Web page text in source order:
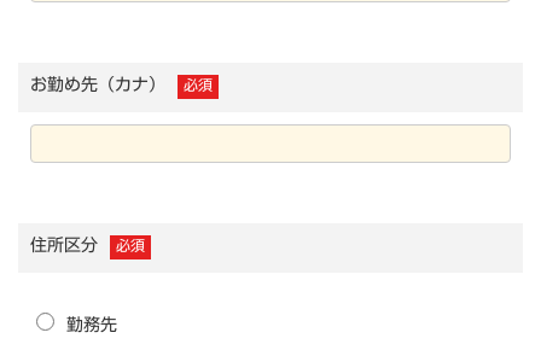
お勤め先（カナ） 必須
住所区分 必須
勤務先